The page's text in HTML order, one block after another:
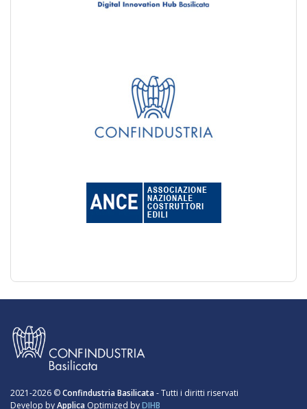
2021-2026 ©Confindustria Basilicata- Tutti i diritti riservati
Develop byApplica Optimized byDIHB